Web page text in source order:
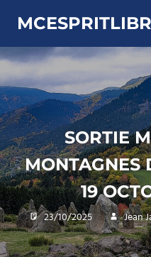
content
SORTIE
MONTAGNES
19
23/10/2025 Jean